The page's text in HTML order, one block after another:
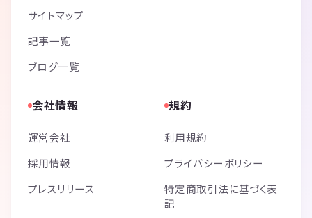
サイトマップ
記事一覧
ブログ一覧
会社情報
運営会社
採用情報
プレスリリース
規約
利用規約
プライバシーポリシー
特定商取引法に基づく表
記